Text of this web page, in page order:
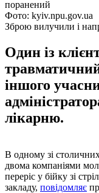
Фото: kyiv.npu.gov.ua
Зброю вилучили і
Один із
іншого
лікарню.
В одному зі
двома компаніями
переріс у бійку зі
закладу, повідомляє